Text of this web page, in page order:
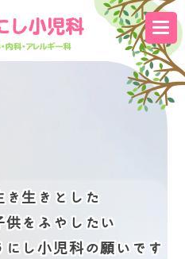
き生きとした
供をふやしたい
にし小児科の願いです